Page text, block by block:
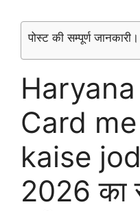
पोस्ट की सम्पूर्ण जानकारी।
Card
kaise
2026 का